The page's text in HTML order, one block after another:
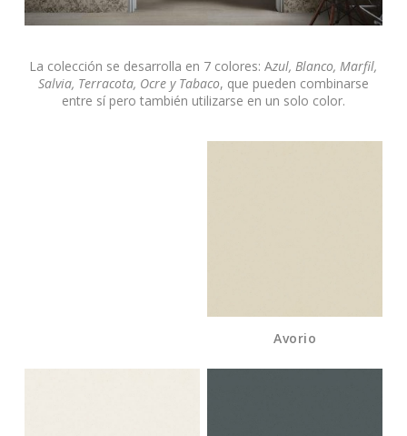
La colección se desarrolla en 7 colores: Azul, Blanco, Marfil,
Salvia, Terracota, Ocre y Tabaco, que pueden combinarse
entre sí pero también utilizarse en un solo color.
Avorio